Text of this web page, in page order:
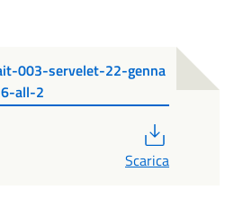
003-servelet-22-genna
all-2
Scarica